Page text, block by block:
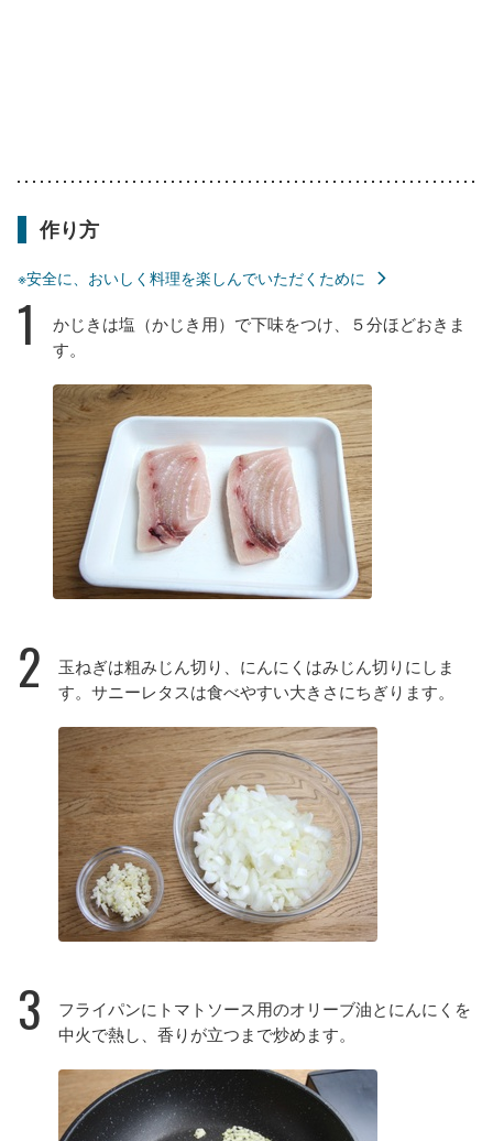
作り方
※安全に、おいしく料理を楽しんでいただくために
1
かじきは塩（かじき用）で下味をつけ、５分ほどおきま
す。
2
玉ねぎは粗みじん切り、にんにくはみじん切りにしま
す。サニーレタスは食べやすい大きさにちぎります。
3
フライパンにトマトソース用のオリーブ油とにんにくを
中火で熱し、香りが立つまで炒めます。